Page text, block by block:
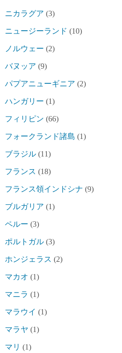
ニカラグア (3)
ニュージーランド (10)
ノルウェー (2)
バヌッア (9)
パプアニューギニア (2)
ハンガリー (1)
フィリピン (66)
フォークランド諸島 (1)
ブラジル (11)
フランス (18)
フランス領インドシナ (9)
ブルガリア (1)
ペルー (3)
ポルトガル (3)
ホンジェラス (2)
マカオ (1)
マニラ (1)
マラウイ (1)
マラヤ (1)
マリ (1)